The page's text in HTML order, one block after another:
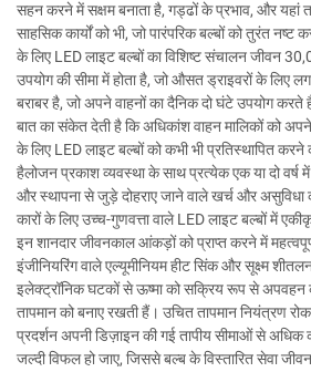
सहन करने में सक्षम बनाता है, गड्ढों के प्रभाव, और यहां
साहसिक कार्यों को भी, जो पारंपरिक बल्बों को तुरंत नष्ट
के लिए LED लाइट बल्बों का विशिष्ट संचालन जीवन
उपयोग की सीमा में होता है, जो औसत ड्राइवरों के लिए
बराबर है, जो अपने वाहनों का दैनिक दो घंटे उपयोग करते
बात का संकेत देती है कि अधिकांश वाहन मालिकों को अपने
के लिए LED लाइट बल्बों को कभी भी प्रतिस्थापित
हैलोजन प्रकाश व्यवस्था के साथ प्रत्येक एक या दो वर्ष
और स्थापना से जुड़े दोहराए जाने वाले खर्च और असुविधा
कारों के लिए उच्च-गुणवत्ता वाले LED लाइट बल्बों में
इन शानदार जीवनकाल आंकड़ों को प्राप्त करने में
इंजीनियरिंग वाले एल्यूमीनियम हीट सिंक और सूक्ष्म
इलेक्ट्रॉनिक घटकों से ऊष्मा को सक्रिय रूप से अपवहन
तापमान को बनाए रखती हैं। उचित तापमान नियंत्रण
प्रदर्शन अपनी डिज़ाइन की गई तापीय सीमाओं से अधिक
जल्दी विफल हो जाए, जिससे बल्ब के विस्तारित सेवा